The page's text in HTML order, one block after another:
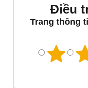
Điều
Trang thông